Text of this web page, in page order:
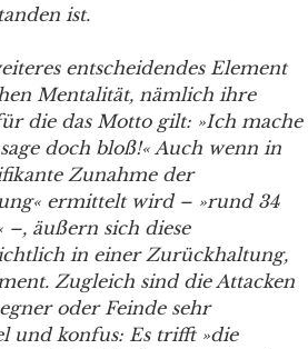
ist.
entscheidendes Element
Mentalität, nämlich ihre
die das Motto gilt: »Ich mache
doch bloß!« Auch wenn in
Zunahme der
ermittelt wird – »rund 34
äußern sich diese
in einer Zurückhaltung,
Zugleich sind die Attacken
oder Feinde sehr
und konfus: Es trifft »die